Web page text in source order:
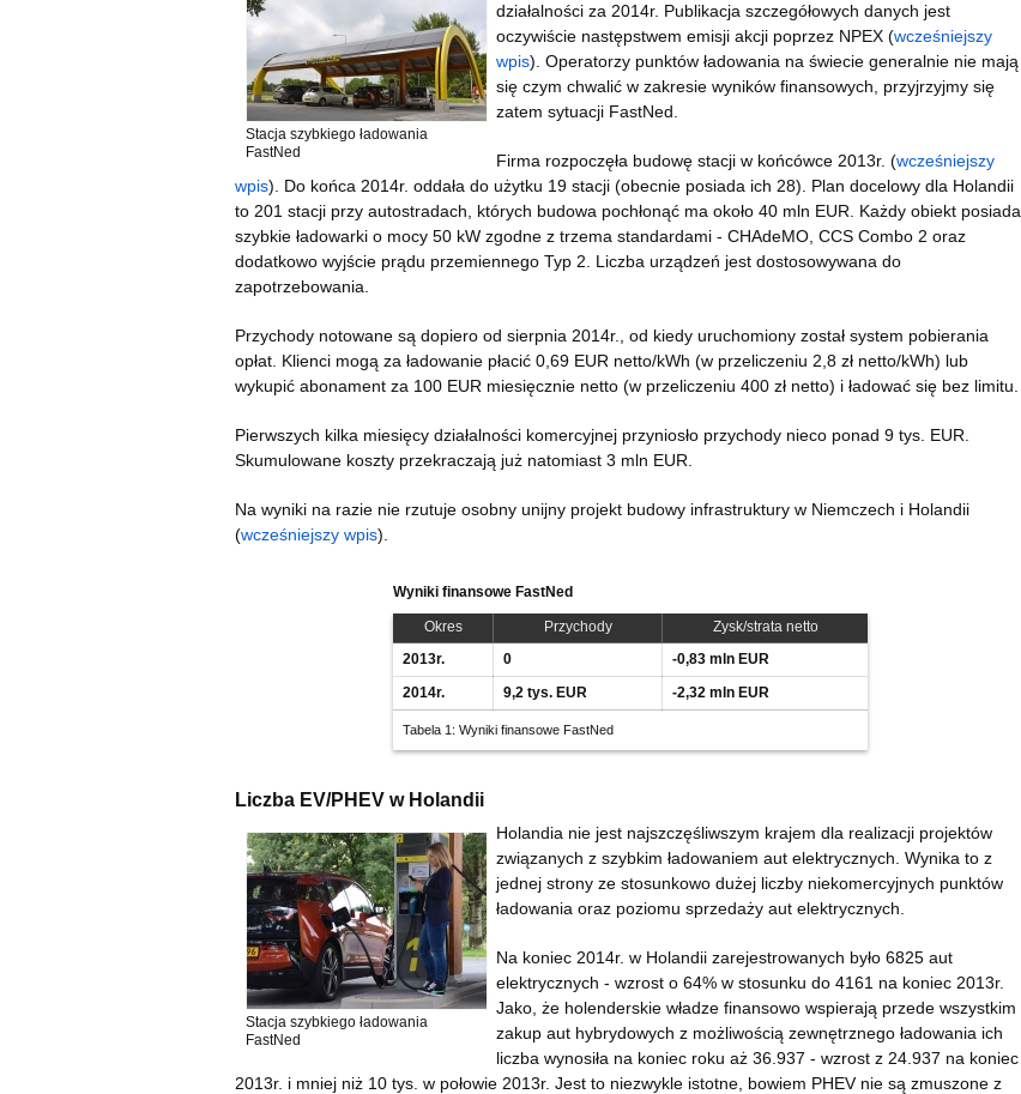
Stacja szybkiego ładowania
FastNed
działalności za 2014r. Publikacja szczegółowych danych jest
oczywiście następstwem emisji akcji poprzez NPEX (wcześniejszy
wpis). Operatorzy punktów ładowania na świecie generalnie nie mają
się czym chwalić w zakresie wyników finansowych, przyjrzyjmy się
zatem sytuacji FastNed.
Firma rozpoczęła budowę stacji w końcówce 2013r. (wcześniejszy
wpis). Do końca 2014r. oddała do użytku 19 stacji (obecnie posiada ich 28). Plan docelowy dla Holandii
to 201 stacji przy autostradach, których budowa pochłonąć ma około 40 mln EUR. Każdy obiekt posiada
szybkie ładowarki o mocy 50 kW zgodne z trzema standardami - CHAdeMO, CCS Combo 2 oraz
dodatkowo wyjście prądu przemiennego Typ 2. Liczba urządzeń jest dostosowywana do
zapotrzebowania.
Przychody notowane są dopiero od sierpnia 2014r., od kiedy uruchomiony został system pobierania
opłat. Klienci mogą za ładowanie płacić 0,69 EUR netto/kWh (w przeliczeniu 2,8 zł netto/kWh) lub
wykupić abonament za 100 EUR miesięcznie netto (w przeliczeniu 400 zł netto) i ładować się bez limitu.
Pierwszych kilka miesięcy działalności komercyjnej przyniosło przychody nieco ponad 9 tys. EUR.
Skumulowane koszty przekraczają już natomiast 3 mln EUR.
Na wyniki na razie nie rzutuje osobny unijny projekt budowy infrastruktury w Niemczech i Holandii
(wcześniejszy wpis).
Wyniki finansowe FastNed
Okres Przychody
Zysk/strata netto
2013r.
0
-0,83 mln EUR
2014r.
9,2 tys. EUR -2,32 mln EUR
Tabela 1: Wyniki finansowe FastNed
Liczba EV/PHEV w Holandii
Stacja szybkiego ładowania
FastNed
Holandia nie jest najszczęśliwszym krajem dla realizacji projektów
związanych z szybkim ładowaniem aut elektrycznych. Wynika to z
jednej strony ze stosunkowo dużej liczby niekomercyjnych punktów
ładowania oraz poziomu sprzedaży aut elektrycznych.
Na koniec 2014r. w Holandii zarejestrowanych było 6825 aut
elektrycznych - wzrost o 64% w stosunku do 4161 na koniec 2013r.
Jako, że holenderskie władze finansowo wspierają przede wszystkim
zakup aut hybrydowych z możliwością zewnętrznego ładowania ich
liczba wynosiła na koniec roku aż 36.937 - wzrost z 24.937 na koniec
2013r. i mniej niż 10 tys. w połowie 2013r. Jest to niezwykle istotne, bowiem PHEV nie są zmuszone z